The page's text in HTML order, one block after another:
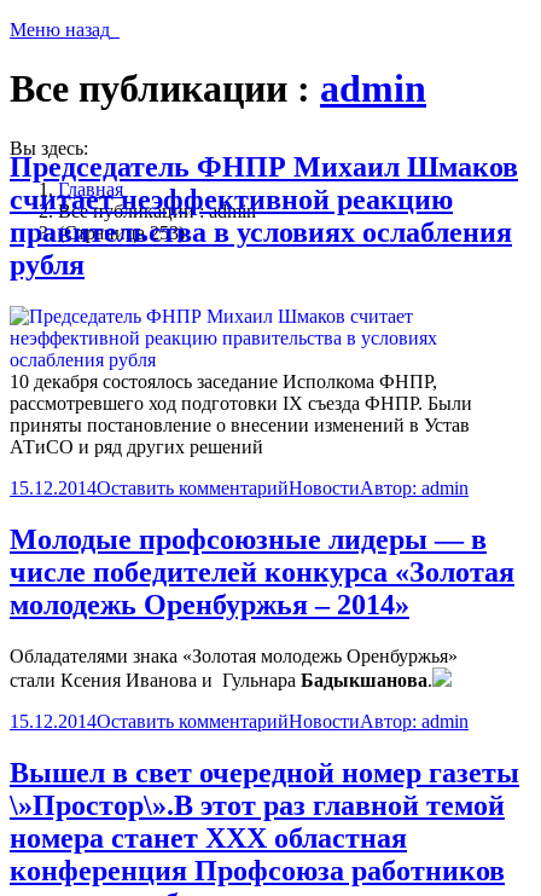
Меню назад
Все публикации : admin
Вы здесь:
Главная
Все публикации : admin
(Страница 253)
Председатель ФНПР Михаил Шмаков
считает неэффективной реакцию
правительства в условиях ослабления
рубля
10 декабря состоялось заседание Исполкома ФНПР,
рассмотревшего ход подготовки IX съезда ФНПР. Были
приняты постановление о внесении изменений в Устав
АТиСО и ряд других решений
15.12.2014Оставить комментарийНовостиАвтор: admin
Молодые профсоюзные лидеры — в
числе победителей конкурса «Золотая
молодежь Оренбуржья – 2014»
Обладателями знака «Золотая молодежь Оренбуржья»
стали Ксения Иванова и Гульнара Бадыкшанова.
15.12.2014Оставить комментарийНовостиАвтор: admin
Вышел в свет очередной номер газеты
\»Простор\».В этот раз главной темой
номера станет XXX областная
конференция Профсоюза работников